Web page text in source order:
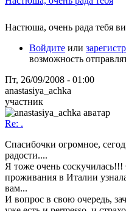
Настюша, очень рада тебя
Войдите или
возможность
Пт, 26/09/2008 - 01:00
anastasiya_achka
участник
Re: .
Спасибочки огромное,
радости....
Я тоже очень соскучилась!!!
проживания в Италии
вам...
И вопрос в свою очередь,